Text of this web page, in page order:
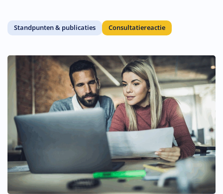
Standpunten & publicaties Consultatiereactie